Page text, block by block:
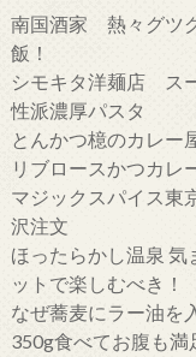
南国酒家 熱々グツ
飯！
シモキタ洋麺店 ス
性派濃厚パスタ
とんかつ檍のカレ
リブロースかつカレ
マジックスパイス
沢注文
ほったらかし温泉
ットで楽しむべき！
なぜ蕎麦にラー油
350g食べてお腹も満